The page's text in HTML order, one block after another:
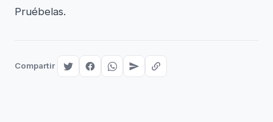
Pruébelas.
Compartir